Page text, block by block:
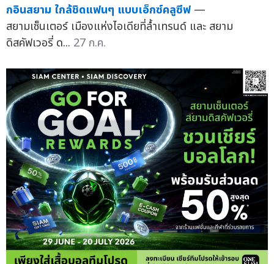
กอินสยาม ใกล้ชิดแฟนๆ แบบเอ็กซ์คลูซีฟ —
สยามเซ็นเตอร์ เมืองแห่งไอเดียที่ล้ำเทรนด์ และ สยาม
ดิสคัฟเวอรี่ ด... 27 ก.ค.